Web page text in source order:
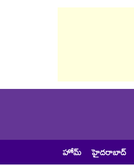
హోమ్ హైదరాబాద్